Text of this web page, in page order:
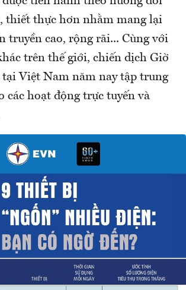
thiết thực hơn nhằm mang lại
truyền cao, rộng rãi... Cùng với
trên thế giới, chiến dịch Giờ
tại Việt Nam năm nay tập trung
các hoạt động trực tuyến và